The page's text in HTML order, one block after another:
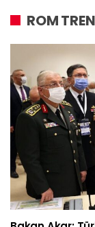
ROM